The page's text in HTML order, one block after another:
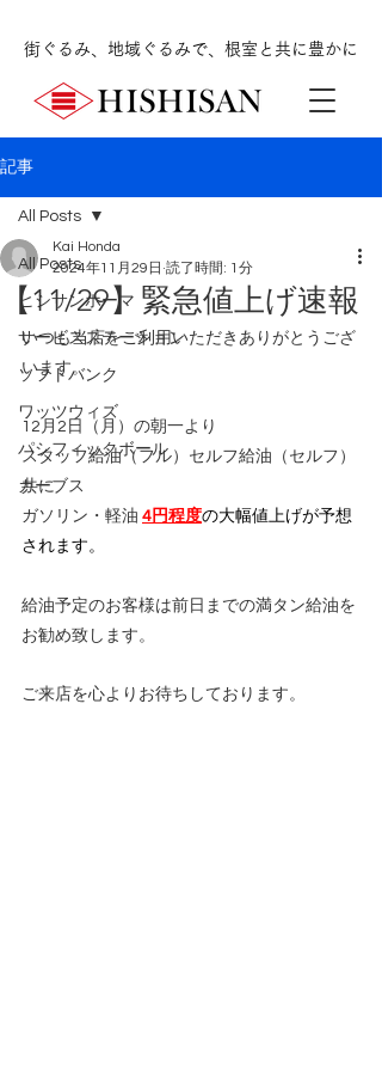
街ぐるみ、地域ぐるみで、根室と共に豊かに
記事
All Posts
ヒシサンホーマ
サービスステーション
ソフトバンク
ワッツウィズ
パシフィックボール
カーブス
All Posts
【11/29】緊急値上げ速報
Kai Honda
2024年11月29日 読了時間: 1分
いつも当店をご利用いただきありがとうござ
います。
12月2日（月）の朝一より
スタッフ給油（フル）セルフ給油（セルフ）
共に
ガソリン・軽油 4円程度の大幅値上げが予想
されます。
給油予定のお客様は前日までの満タン給油を
お勧め致します。
ご来店を心よりお待ちしております。